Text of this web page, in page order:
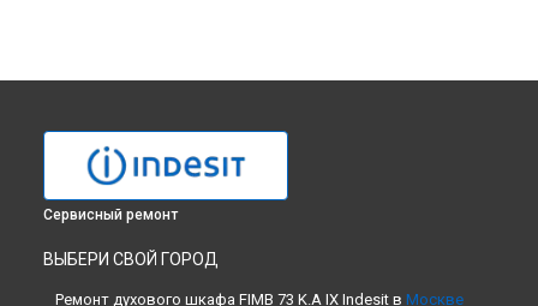
Сервисный ремонт
ВЫБЕРИ СВОЙ ГОРОД
Ремонт духового шкафа FIMB 73 K.A IX Indesit в Москве